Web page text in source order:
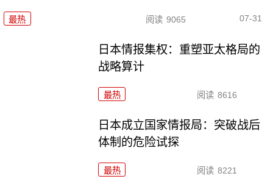
最热 阅读 9065 07-31
日本情报集权：重塑亚太格局的
战略算计
最热 阅读 8616
日本成立国家情报局：突破战后
体制的危险试探
最热 阅读 8221